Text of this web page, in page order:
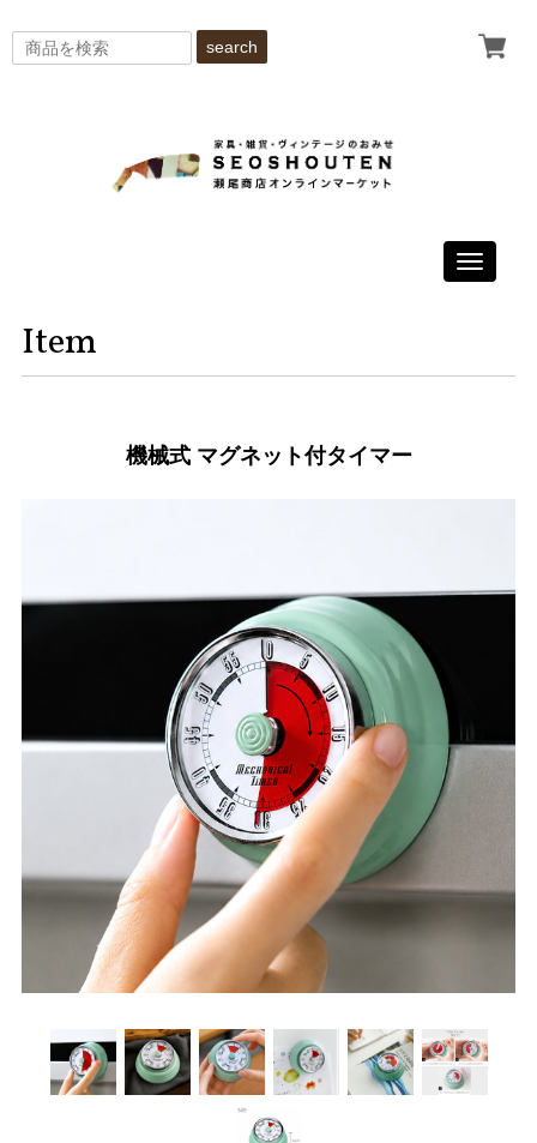
search
Toggle
Item
機械式 マグネット付タイマー